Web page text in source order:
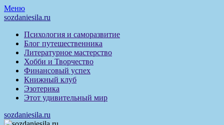
Перейти
к
Меню
sozdaniesila.ru
Психология и саморазвитие
Блог путешественника
Литературное мастерство
Хобби и Творчество
Финансовый успех
Книжный клуб
Эзотерика
Этот удивительный мир
sozdaniesila.ru